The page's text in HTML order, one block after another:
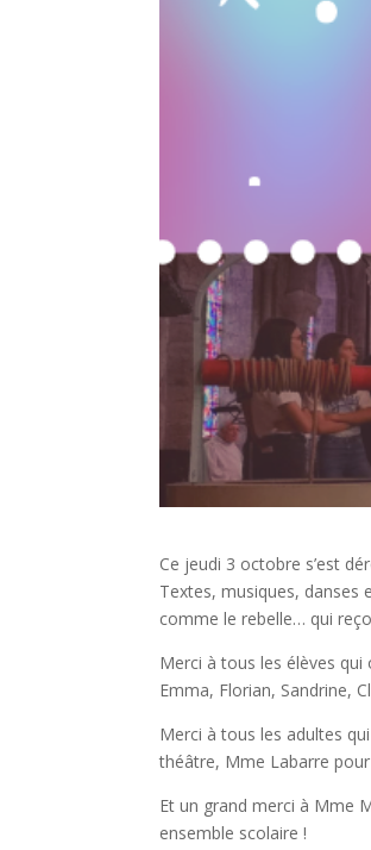
Ce jeudi 3 octobre s’est
Textes, musiques, danses
comme le rebelle… qui
Merci à tous les élèves qui
Emma, Florian, Sandrine,
Merci à tous les adultes
théâtre, Mme Labarre
Et un grand merci à Mme
ensemble scolaire !